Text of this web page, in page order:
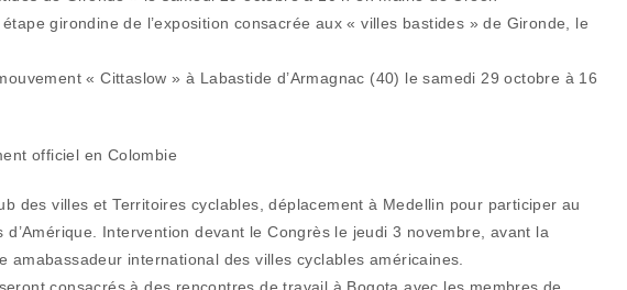
girondine de l’exposition consacrée aux « villes bastides » de Gironde, le
« Cittaslow » à Labastide d’Armagnac (40) le samedi 29 octobre à 16
officiel en Colombie
des villes et Territoires cyclables, déplacement à Medellin pour participer au
Intervention devant le Congrès le jeudi 3 novembre, avant la
international des villes cyclables américaines.